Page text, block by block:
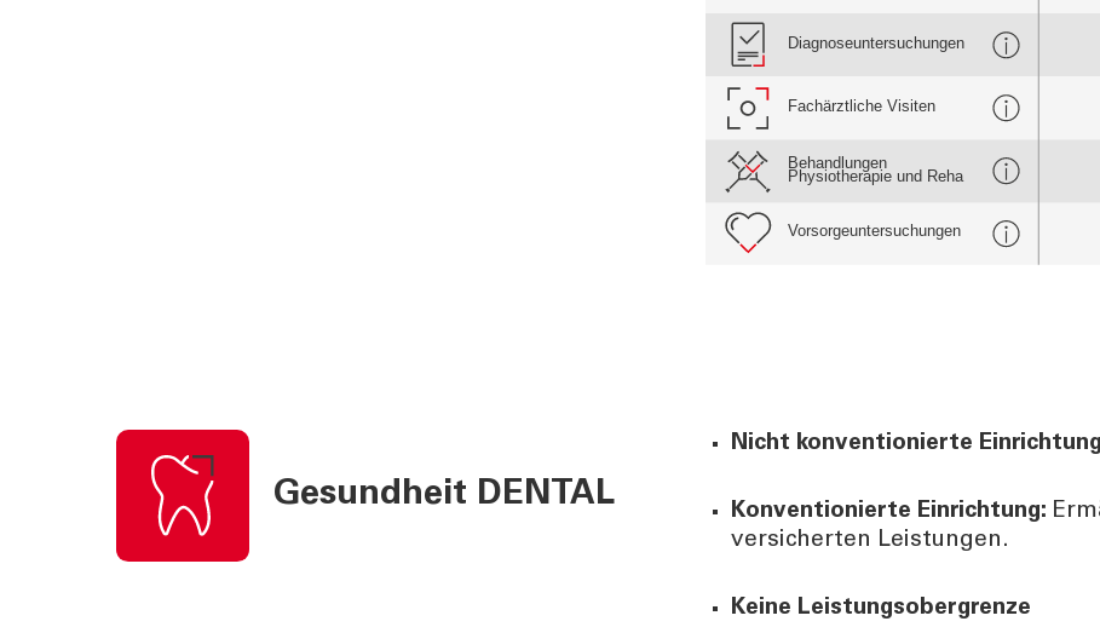
Diagnoseuntersuchungen
Fachärztliche Visiten
Behandlungen
Physiotherapie und Reha
Vorsorgeuntersuchungen
Gesundheit DENTAL
Nicht konventionierte
Konventionierte Einrichtung:
versicherten Leistungen.
Keine Leistungsobergrenze